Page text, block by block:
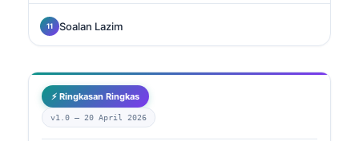
Soalan Lazim
⚡ Ringkasan Ringkas
v1.0 — 20 April 2026